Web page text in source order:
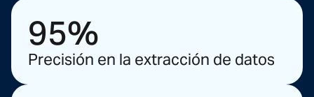
95%
Precisión en la extracción de datos